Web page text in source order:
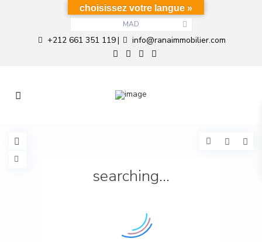
MAD
+212 661 351 119| info@ranaimmobilier.com
searching...
choisissez votre langue »